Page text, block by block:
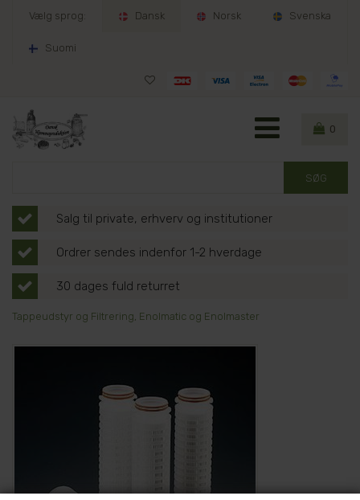
Vælg sprog: Dansk Norsk Svenska
Suomi
0
Salg til private, erhverv og institutioner
Ordrer sendes indenfor 1-2 hverdage
30 dages fuld returret
Tappeudstyr og Filtrering, Enolmatic og Enolmaster